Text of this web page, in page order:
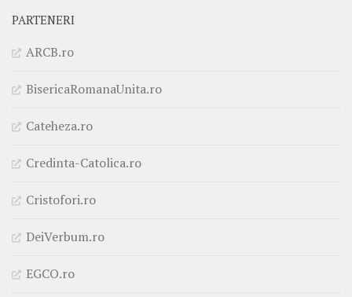
PARTENERI
ARCB.ro
BisericaRomanaUnita.ro
Cateheza.ro
Credinta-Catolica.ro
Cristofori.ro
DeiVerbum.ro
EGCO.ro